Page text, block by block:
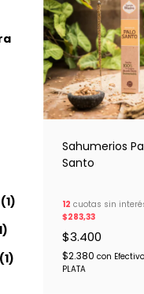
Sahumerios
Santo
12 cuotas sin
$283,33
$3.400
$2.380 con
PLATA